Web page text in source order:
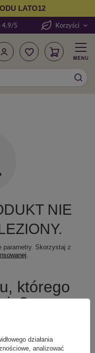
LATO12
4.9/5 Korzyści
NIE
parametry. Skorzystaj z
.
którego
a chciałbyś kupić go w
Aby móc to zrobić musisz
działania
analizować